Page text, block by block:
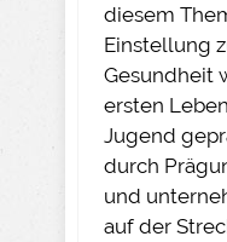
diesem
Einstellung
Gesundheit
ersten
Jugend
durch
und
auf der